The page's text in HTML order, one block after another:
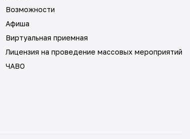
Возможности
Афиша
Виртуальная приемная
Лицензия на проведение массовых мероприятий
ЧАВО